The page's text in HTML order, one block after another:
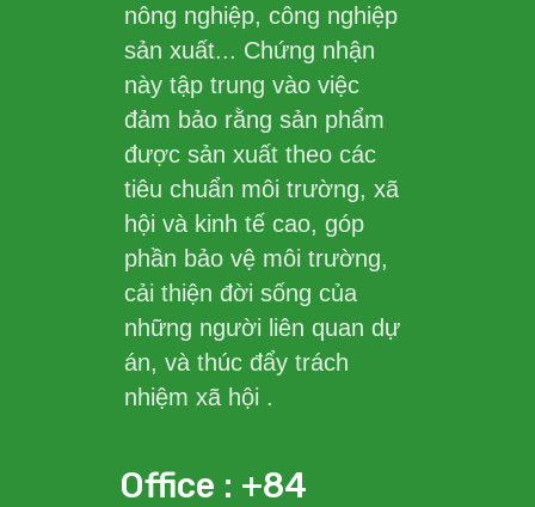
nông nghiệp, công nghiệp
sản xuất... Chứng nhận
này tập trung vào việc
đảm bảo rằng sản phẩm
được sản xuất theo các
tiêu chuẩn môi trường, xã
hội và kinh tế cao, góp
phần bảo vệ môi trường,
cải thiện đời sống của
những người liên quan dự
án, và thúc đẩy trách
nhiệm xã hội .
Office : +84